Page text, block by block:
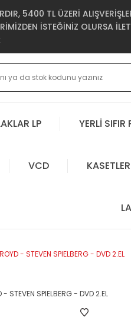
5400 TL ÜZERİ
İSTEĞİNİZ OLURSA
LP YERLİ SIFIR
VCD KASETLER
- STEVEN SPIELBERG - DVD 2.EL